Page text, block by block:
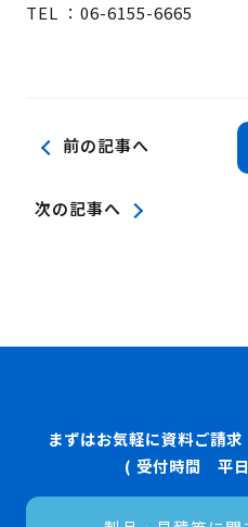
TEL ：06-6155-6665
前の記事へ
次の記事へ
まずはお気軽に資料ご請求
( 受付時間 平